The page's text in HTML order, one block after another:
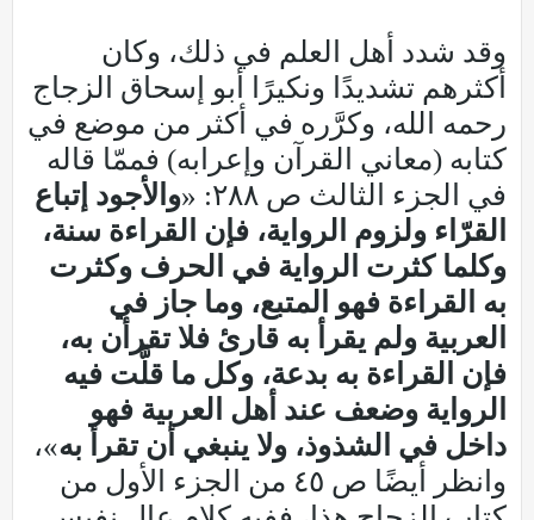
وقد شدد أهل العلم في ذلك، وكان
أكثرهم تشديدًا ونكيرًا أبو إسحاق الزجاج
رحمه الله، وكرَّره في أكثر من موضع في
كتابه (معاني القرآن وإعرابه) فممّا قاله
في الجزء الثالث ص ٢٨٨: «
والأجود إتباع
القرّاء ولزوم الرواية، فإن القراءة سنة،
وكلما كثرت الرواية في الحرف وكثرت
به القراءة فهو المتبع، وما جاز في
العربية ولم يقرأ به قارئ فلا تقرأن به،
فإن القراءة به بدعة، وكل ما قلَّت فيه
الرواية وضعف عند أهل العربية فهو
داخل في الشذوذ، ولا ينبغي أن تقرأ به»،
وانظر أيضًا ص ٤٥ من الجزء الأول من